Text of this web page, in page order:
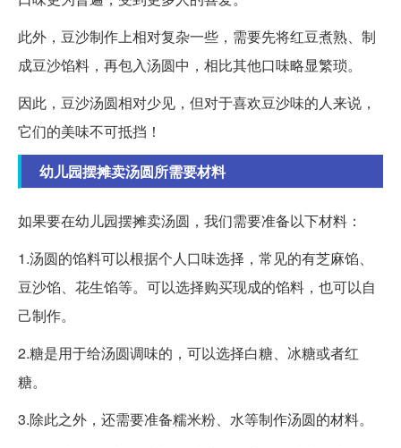
此外，豆沙制作上相对复杂一些，需要先将红豆煮熟、制
成豆沙馅料，再包入汤圆中，相比其他口味略显繁琐。
因此，豆沙汤圆相对少见，但对于喜欢豆沙味的人来说，
它们的美味不可抵挡！
幼儿园摆摊卖汤圆所需要材料
如果要在幼儿园摆摊卖汤圆，我们需要准备以下材料：
1.汤圆的馅料可以根据个人口味选择，常见的有芝麻馅、
豆沙馅、花生馅等。可以选择购买现成的馅料，也可以自
己制作。
2.糖是用于给汤圆调味的，可以选择白糖、冰糖或者红
糖。
3.除此之外，还需要准备糯米粉、水等制作汤圆的材料。